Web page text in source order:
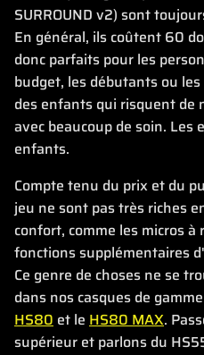
SURROUND v2) sont
En général, ils coûtent 60
donc parfaits pour les
budget, les débutants ou
des enfants qui risquent de
avec beaucoup de soin.
enfants.
Compte tenu du prix et du
jeu ne sont pas très riches
confort, comme les micros
fonctions supplémentaires
Ce genre de choses ne se
dans nos casques de
HS80 et le HS80 MAX.
supérieur et parlons du